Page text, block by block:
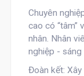
Chuyên
cao có “tâm”
nhân. Nhân
nghiệp - sáng
Đoàn kết: